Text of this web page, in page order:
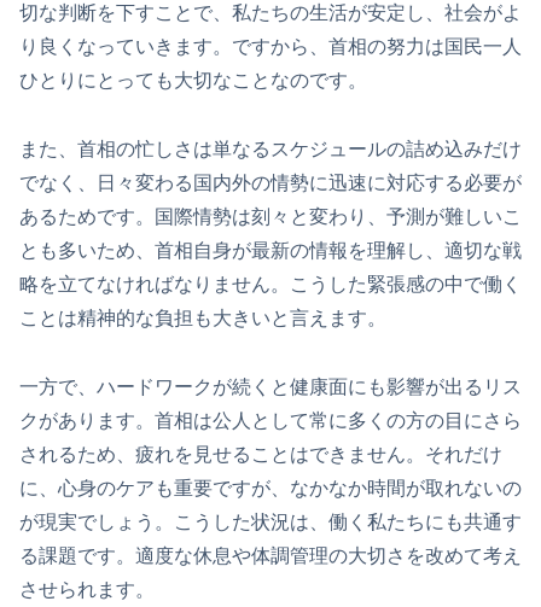
切な判断を下すことで、私たちの生活が安定し、社会がよ
り良くなっていきます。ですから、首相の努力は国民一人
ひとりにとっても大切なことなのです。
また、首相の忙しさは単なるスケジュールの詰め込みだけ
でなく、日々変わる国内外の情勢に迅速に対応する必要が
あるためです。国際情勢は刻々と変わり、予測が難しいこ
とも多いため、首相自身が最新の情報を理解し、適切な戦
略を立てなければなりません。こうした緊張感の中で働く
ことは精神的な負担も大きいと言えます。
一方で、ハードワークが続くと健康面にも影響が出るリス
クがあります。首相は公人として常に多くの方の目にさら
されるため、疲れを見せることはできません。それだけ
に、心身のケアも重要ですが、なかなか時間が取れないの
が現実でしょう。こうした状況は、働く私たちにも共通す
る課題です。適度な休息や体調管理の大切さを改めて考え
させられます。